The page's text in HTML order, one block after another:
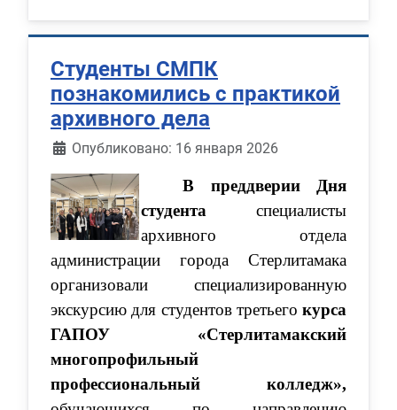
Студенты СМПК
познакомились с практикой
архивного дела
Информация о материале
Опубликовано: 16 января 2026
В преддверии Дня
студента специалисты
архивного отдела
администрации города Стерлитамака
организовали специализированную
экскурсию для студентов третьего курса
ГАПОУ «Стерлитамакский
многопрофильный
профессиональный колледж»,